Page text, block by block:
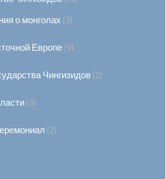
о монголах (3)
Европе (9)
Чингизидов (2)
(3)
(2)